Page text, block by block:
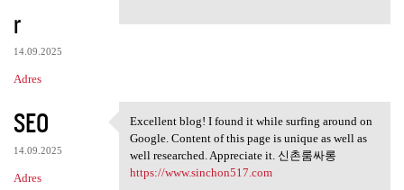
r
14.09.2025
Adres
SEO
14.09.2025
Adres
Excellent blog! I found it
Excellent blog! I found it while surfing around on
Google. Content of this page is unique as well as
well researched. Appreciate it. 신촌룸싸롱
https://www.sinchon517.com